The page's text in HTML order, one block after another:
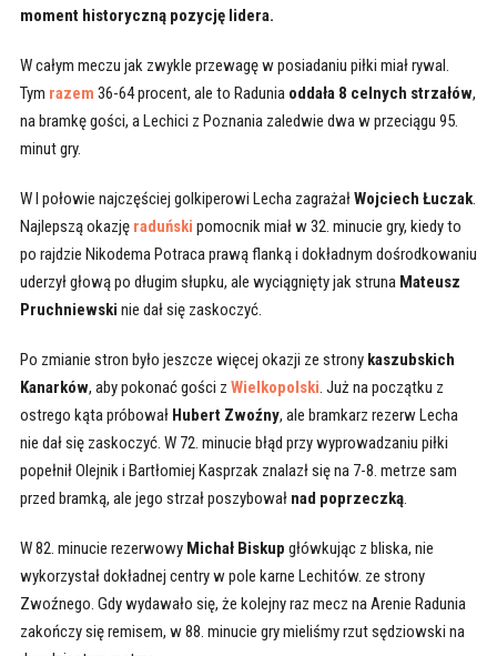
moment historyczną pozycję lidera.
W całym meczu jak zwykle przewagę w posiadaniu piłki miał rywal.
Tym razem 36-64 procent, ale to Radunia oddała 8 celnych strzałów,
na bramkę gości, a Lechici z Poznania zaledwie dwa w przeciągu 95.
minut gry.
W I połowie najczęściej golkiperowi Lecha zagrażałWojciech Łuczak.
Najlepszą okazję raduński pomocnik miał w 32. minucie gry, kiedy to
po rajdzie Nikodema Potraca prawą flanką i dokładnym dośrodkowaniu
uderzył głową po długim słupku, ale wyciągnięty jak struna Mateusz
Pruchniewski nie dał się zaskoczyć.
Po zmianie stron było jeszcze więcej okazji ze strony kaszubskich
Kanarków, aby pokonać gości z Wielkopolski. Już na początku z
ostrego kąta próbował Hubert Zwoźny, ale bramkarz rezerw Lecha
nie dał się zaskoczyć. W 72. minucie błąd przy wyprowadzaniu piłki
popełnił Olejnik i Bartłomiej Kasprzak znalazł się na 7-8. metrze sam
przed bramką, ale jego strzał poszybował nad poprzeczką.
W 82. minucie rezerwowy Michał Biskup główkując z bliska, nie
wykorzystał dokładnej centry w pole karne Lechitów. ze strony
Zwoźnego. Gdy wydawało się, że kolejny raz mecz na Arenie Radunia
zakończy się remisem, w 88. minucie gry mieliśmy rzut sędziowski na